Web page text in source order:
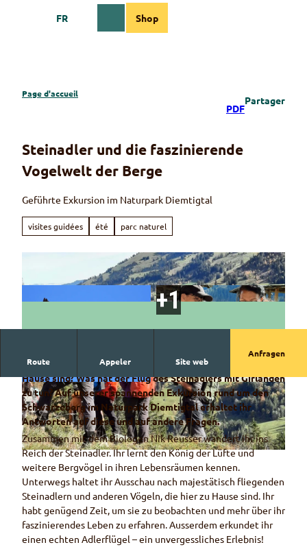
Information
FR Shop
Page d'accueil
PDF
Partager
Steinadler und die faszinierende
Vogelwelt der Berge
Geführte Exkursion im Naturpark Diemtigtal
visites guidées été parc naturel
© Gabi Speck
© Serge Denis © Gabi Speck
Route Appeler Site web
Anfragen
Wisst ihr, wie viele Steinadler im Berner Oberland zu
Hause sind? Was hat der Flug des Steinadlers mit Girlanden
zu tun? Auf unserer spannenden Exkursion rund um den
Schwarzeberg im Naturpark Diemtigtal erhaltet ihr
Antworten auf diese und auf andere Fragen.
Zusammen mit dem Biologen Nik Reusser wandert ihr ins
Reich der Steinadler. Ihr lernt den König der Lüfte und
weitere Bergvögel in ihren Lebensräumen kennen.
Unterwegs haltet ihr Ausschau nach majestätisch fliegenden
Steinadlern und anderen Vögeln, die hier zu Hause sind. Ihr
habt genügend Zeit, um sie zu beobachten und mehr über ihr
faszinierendes Leben zu erfahren. Ausserdem erkundet ihr
einen echten Adlerflügel – ein unvergessliches Erlebnis!